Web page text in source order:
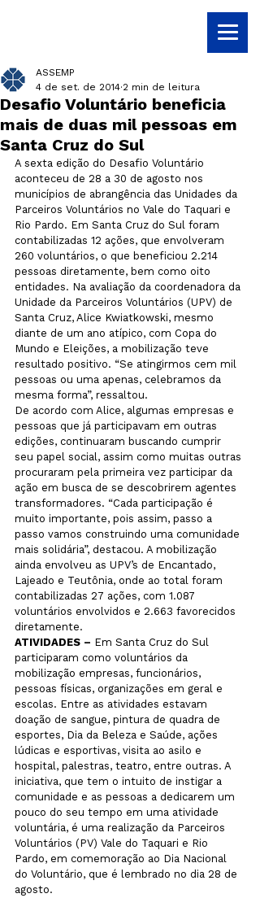
Desafio Voluntário beneficia
mais de duas mil pessoas em
Santa Cruz do Sul
ASSEMP
4 de set. de 2014 2 min de leitura
A sexta edição do Desafio Voluntário
aconteceu de 28 a 30 de agosto nos
municípios de abrangência das Unidades da
Parceiros Voluntários no Vale do Taquari e
Rio Pardo. Em Santa Cruz do Sul foram
contabilizadas 12 ações, que envolveram
260 voluntários, o que beneficiou 2.214
pessoas diretamente, bem como oito
entidades. Na avaliação da coordenadora da
Unidade da Parceiros Voluntários (UPV) de
Santa Cruz, Alice Kwiatkowski, mesmo
diante de um ano atípico, com Copa do
Mundo e Eleições, a mobilização teve
resultado positivo. “Se atingirmos cem mil
pessoas ou uma apenas, celebramos da
mesma forma”, ressaltou.
De acordo com Alice, algumas empresas e
pessoas que já participavam em outras
edições, continuaram buscando cumprir
seu papel social, assim como muitas outras
procuraram pela primeira vez participar da
ação em busca de se descobrirem agentes
transformadores. “Cada participação é
muito importante, pois assim, passo a
passo vamos construindo uma comunidade
mais solidária”, destacou. A mobilização
ainda envolveu as UPV’s de Encantado,
Lajeado e Teutônia, onde ao total foram
contabilizadas 27 ações, com 1.087
voluntários envolvidos e 2.663 favorecidos
diretamente.
ATIVIDADES – Em Santa Cruz do Sul
participaram como voluntários da
mobilização empresas, funcionários,
pessoas físicas, organizações em geral e
escolas. Entre as atividades estavam
doação de sangue, pintura de quadra de
esportes, Dia da Beleza e Saúde, ações
lúdicas e esportivas, visita ao asilo e
hospital, palestras, teatro, entre outras. A
iniciativa, que tem o intuito de instigar a
comunidade e as pessoas a dedicarem um
pouco do seu tempo em uma atividade
voluntária, é uma realização da Parceiros
Voluntários (PV) Vale do Taquari e Rio
Pardo, em comemoração ao Dia Nacional
do Voluntário, que é lembrado no dia 28 de
agosto.